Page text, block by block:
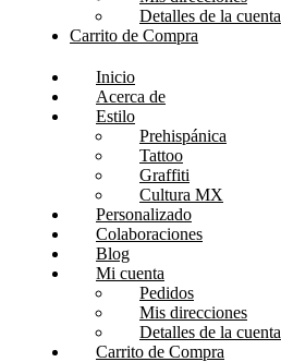
Detalles de la cuenta
Carrito de Compra
Inicio
Acerca de
Estilo
Prehispánica
Tattoo
Graffiti
Cultura MX
Personalizado
Colaboraciones
Blog
Mi cuenta
Pedidos
Mis direcciones
Detalles de la cuenta
Carrito de Compra